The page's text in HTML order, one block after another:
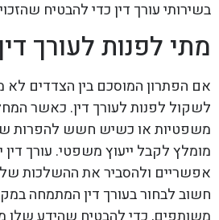
בשירותי עורך דין כדי להבטיח
מתי לפנות לעורך
אם הפתרון המוסכם בין הצדדים לא
לשקול לפנות לעורך דין. כאשר
משפטיות או כשיש חשש להפרות
מומלץ לקבל ייעוץ משפטי. עורך דין
אפשריים ולהסביר את ההשלכות
חשוב לבחור בעורך דין המתמחה